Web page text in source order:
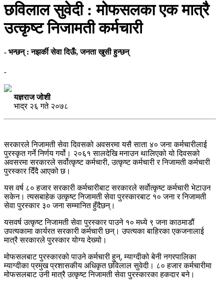
छविलाल सुवेदी : मोफसलका एक मात्रै
उत्कृष्ट निजामती कर्मचारी
- भन्छन् : नझर्की सेवा दिऊँ, जनता खुसी हुन्छन्
-
यज्ञराज जोशी
भाद्र २६ गते २०७८
सरकारले निजामती सेवा दिवसको अवसरमा यसै साता ४० जना कर्मचारीलाई
पुरस्कृत गर्ने निर्णय गर्यो। २०६१ सालदेखि मनाउन थालिएको यो दिवसको
अवसरमा सरकारले सर्वोत्कृष्ट कर्मचारी, उत्कृष्ट कर्मचारी र निजामती कर्मचारी
पुरस्कार दिँदै आएको छ।
यस वर्ष ८० हजार सरकारी कर्मचारीबाट सरकारले सर्वोत्कृष्ट कर्मचारी भेटाउन
सकेन। त्यसबाहेक उत्कृष्ट निजामती सेवा पुरस्कारबाट १० जना र निजामती
सेवा पुरस्कार ३० जना सम्मानित हुँदैछन्।
यसवर्ष उत्कृष्ट निजामती सेवा पुरस्कार पाउने १० मध्ये ९ जना काठमाडौं
उपत्यकामा कार्यरत सरकारी कर्मचारी छन्। उपत्यका बाहिरका एकजनालाई
मात्रै सरकारले पुरस्कार योग्य देख्यो।
मोफसलबाट पुरस्कारको पाउने कर्मचारी हुन्, म्याग्दीको बेनी नगरपालिका
म्याग्दीका प्रमुख प्रशासकीय अधिकृत छविलाल सुवेदी। ८० हजार कर्मचारीमा
मोफसलबाट उनी मात्रै उत्कृष्ट निजामती सेवा पुरस्कारका हकदार बने।